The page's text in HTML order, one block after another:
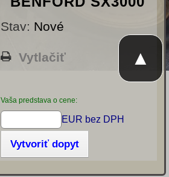
Stav: Nové
Vytlačiť
Vaša predstava o cene:
EUR bez DPH
Vytvoriť dopyt
▲